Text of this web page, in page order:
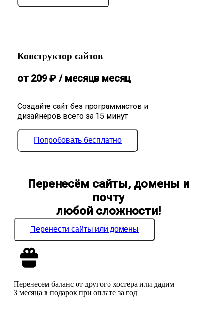
Конструктор сайтов
Создайте сайт без программистов и
дизайнеров всего за 15 минут
от 209₽ / месяцв месяц
Попробовать бесплатно
Перенесём сайты, домены и
почту
любой сложности!
Перенести сайты или домены
Перенесем баланс от другого хостера или дадим
3 месяца в подарок при оплате за год